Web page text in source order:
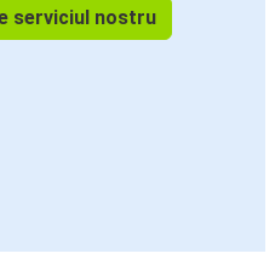
serviciul nostru